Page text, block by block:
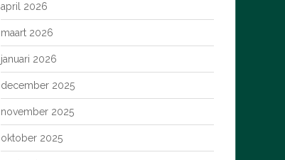
april 2026
maart 2026
januari 2026
december 2025
november 2025
oktober 2025